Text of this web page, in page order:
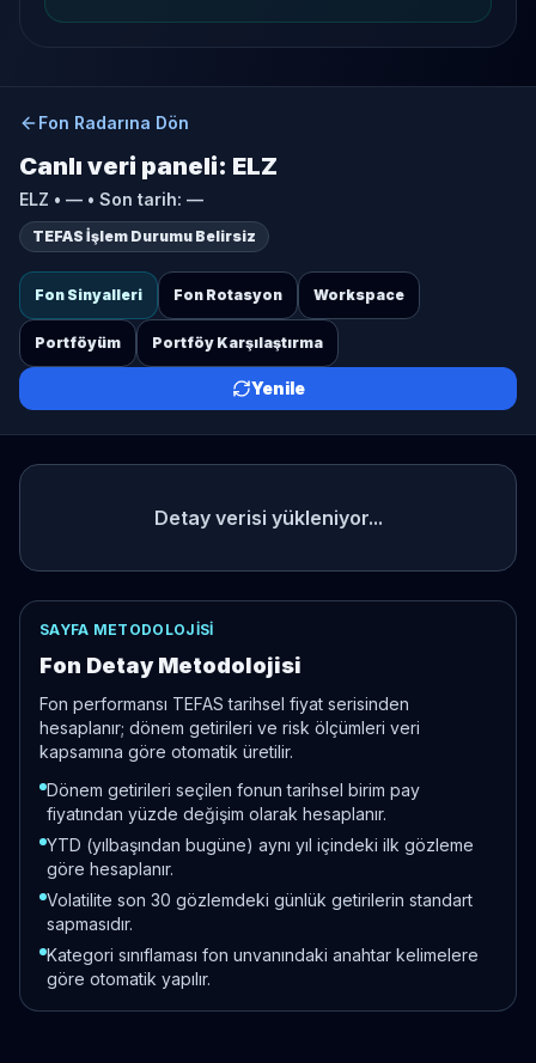
Fon Radarına Dön
Canlı veri paneli: ELZ
ELZ • — • Son tarih: —
TEFAS İşlem Durumu Belirsiz
Fon Sinyalleri Fon Rotasyon Workspace
Portföyüm Portföy Karşılaştırma
Yenile
Detay verisi yükleniyor...
SAYFA METODOLOJISI
Fon Detay Metodolojisi
Fon performansı TEFAS tarihsel fiyat serisinden
hesaplanır; dönem getirileri ve risk ölçümleri veri
kapsamına göre otomatik üretilir.
Dönem getirileri seçilen fonun tarihsel birim pay
fiyatından yüzde değişim olarak hesaplanır.
YTD (yılbaşından bugüne) aynı yıl içindeki ilk gözleme
göre hesaplanır.
Volatilite son 30 gözlemdeki günlük getirilerin standart
sapmasıdır.
Kategori sınıflaması fon unvanındaki anahtar kelimelere
göre otomatik yapılır.